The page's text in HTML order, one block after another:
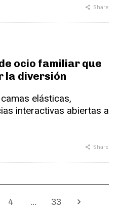
Share
ocio familiar que
la diversión
elásticas,
interactivas abiertas a
Share
4 … 33